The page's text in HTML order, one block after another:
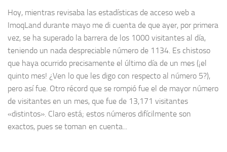
Hoy, mientras revisaba las estadísticas de acceso web a
ImoqLand durante mayo me di cuenta de que ayer, por primera
vez, se ha superado la barrera de los 1000 visitantes al día,
teniendo un nada despreciable número de 1134. Es chistoso
que haya ocurrido precisamente el último día de un mes (¡el
quinto mes! ¿Ven lo que les digo con respecto al número 5?),
pero así fue. Otro récord que se rompió fue el de mayor número
de visitantes en un mes, que fue de 13,171 visitantes
«distintos». Claro está; estos números difícilmente son
exactos, pues se toman en cuenta...